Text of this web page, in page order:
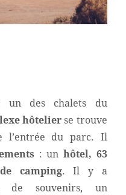
un des chalets du
hôtelier se trouve
l’entrée du parc. Il
: unhôtel, 63
camping. Il y a
de souvenirs, un